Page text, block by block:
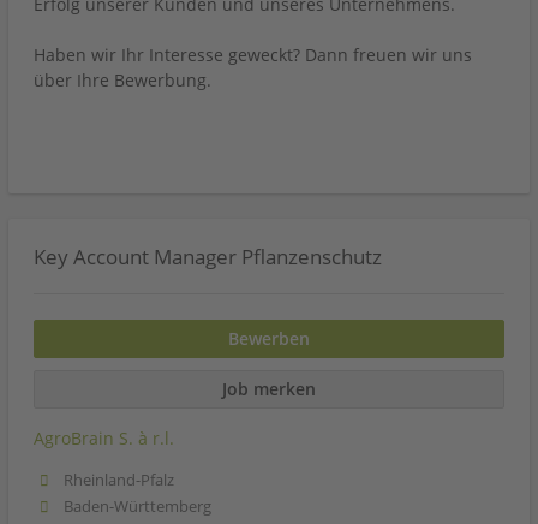
Haben wir Ihr Interesse geweckt? Dann freuen wir uns
über Ihre Bewerbung.
Key Account Manager Pflanzenschutz
Bewerben
Job merken
AgroBrain S. à r.l.
Rheinland-Pfalz
Baden-Württemberg